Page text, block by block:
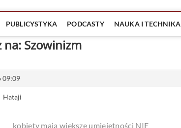
PUBLICYSTYKA PODCASTY NAUKA I TECHNIKA
Szowinizm
09:09
Hataji
kobiety mają większe umiejętności NIE